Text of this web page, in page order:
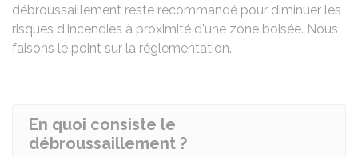
débroussaillement reste recommandé pour diminuer les
risques d'incendies à proximité d'une zone boisée. Nous
faisons le point sur la réglementation.
En quoi consiste le
débroussaillement ?